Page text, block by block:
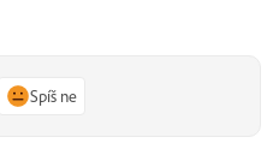
Spíš ne